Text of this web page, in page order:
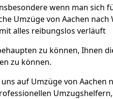
wenn man sich
Umzüge von Aachen
alles reibungslos verläuft
zu können, Ihnen
zu können.
auf Umzüge von Aachen